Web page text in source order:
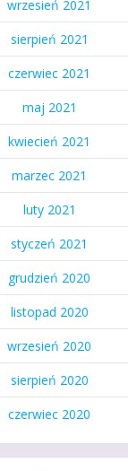
wrzesień 2021
sierpień 2021
czerwiec 2021
maj 2021
kwiecień 2021
marzec 2021
luty 2021
styczeń 2021
grudzień 2020
listopad 2020
wrzesień 2020
sierpień 2020
czerwiec 2020